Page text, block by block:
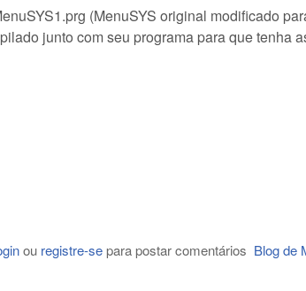
(MenuSYS original modificado
junto com seu programa para que tenha
Blog de
ou registre-separa postar comentários